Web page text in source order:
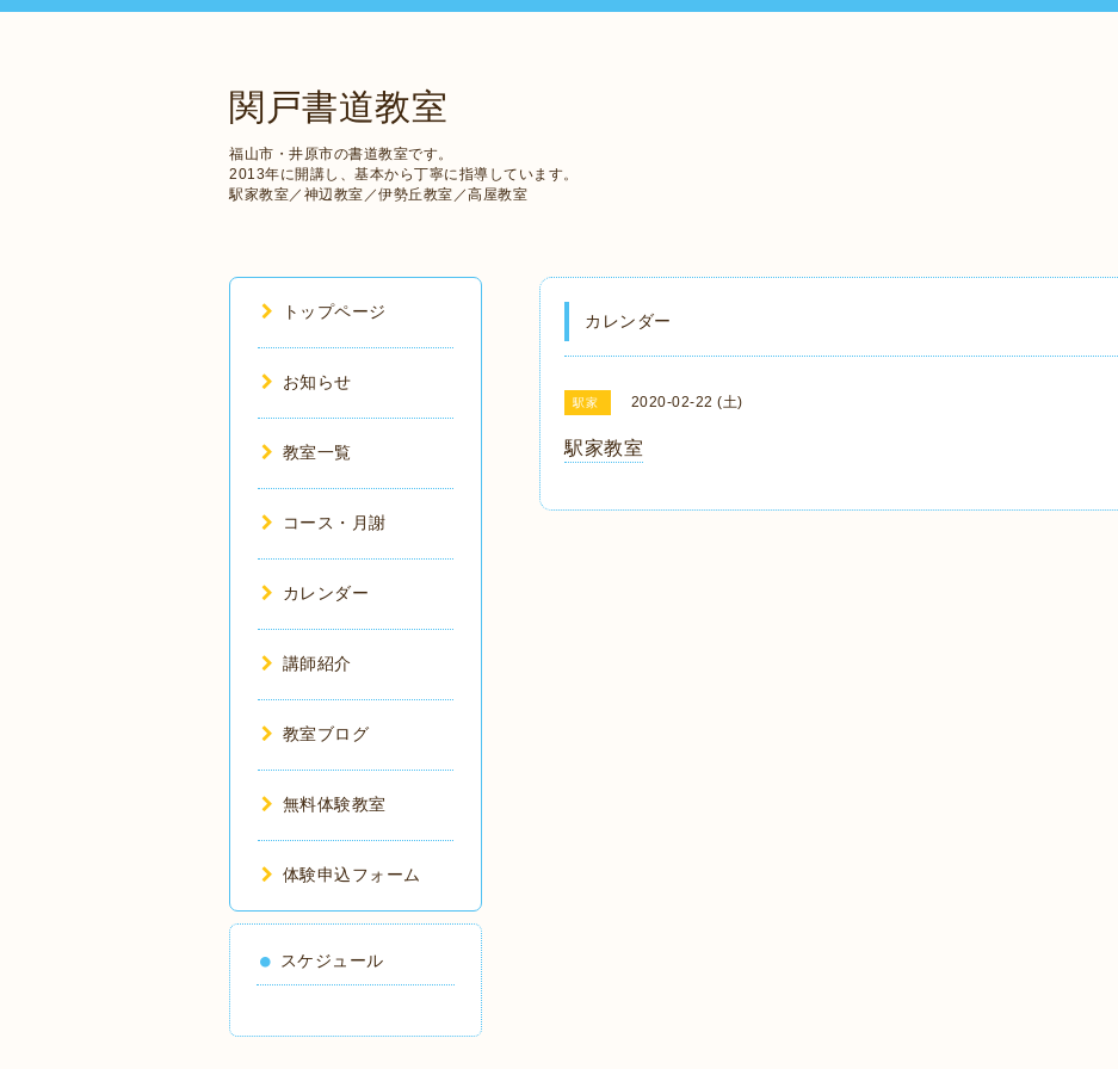
関戸書道教室
福山市・井原市の書道教室です。
2013年に開講し、基本から丁寧に指導しています。
駅家教室／神辺教室／伊勢丘教室／高屋教室
カレンダー
駅家 2020-02-22 (土)
駅家教室
トップページ
お知らせ
教室一覧
コース・月謝
カレンダー
講師紹介
教室ブログ
無料体験教室
体験申込フォーム
スケジュール